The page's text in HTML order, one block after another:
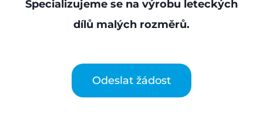
Specializujeme se na výrobu leteckých
dílů malých rozměrů.
Odeslat žádost